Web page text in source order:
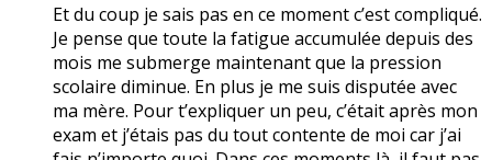
Et du coup je sais pas en ce moment c’est compliqué.
Je pense que toute la fatigue accumulée depuis des
mois me submerge maintenant que la pression
scolaire diminue. En plus je me suis disputée avec
ma mère. Pour t’expliquer un peu, c’était après mon
exam et j’étais pas du tout contente de moi car j’ai